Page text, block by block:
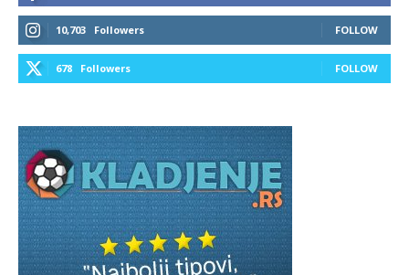
10,703 Followers FOLLOW
678 Followers FOLLOW